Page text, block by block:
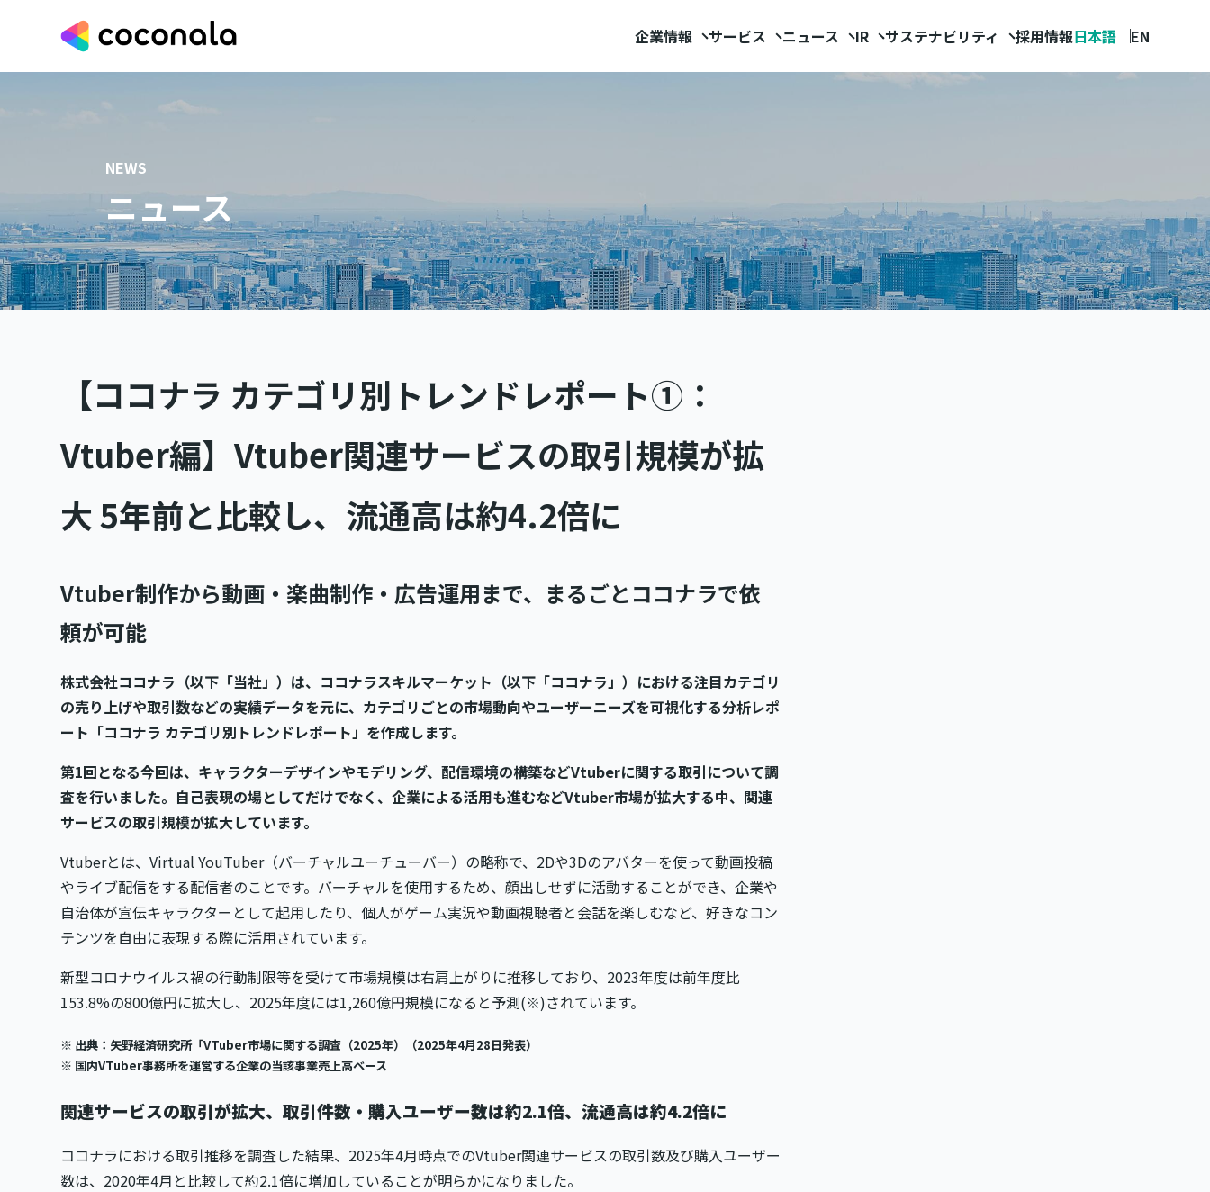
企業情報 サービス ニュース IR サステナビリティ 採用情報日本語 EN
NEWS
ニュース
【ココナラ カテゴリ別トレンドレポート①：
Vtuber編】Vtuber関連サービスの取引規模が拡
大 5年前と比較し、流通高は約4.2倍に
Vtuber制作から動画・楽曲制作・広告運用まで、まるごとココナラで依
頼が可能
株式会社ココナラ（以下「当社」）は、ココナラスキルマーケット（以下「ココナラ」）における注目カテゴリ
の売り上げや取引数などの実績データを元に、カテゴリごとの市場動向やユーザーニーズを可視化する分析レポ
ート「ココナラ カテゴリ別トレンドレポート」を作成します。
第1回となる今回は、キャラクターデザインやモデリング、配信環境の構築などVtuberに関する取引について調
査を行いました。自己表現の場としてだけでなく、企業による活用も進むなどVtuber市場が拡大する中、関連
サービスの取引規模が拡大しています。
Vtuberとは、Virtual YouTuber（バーチャルユーチューバー）の略称で、2Dや3Dのアバターを使って動画投稿
やライブ配信をする配信者のことです。バーチャルを使用するため、顔出しせずに活動することができ、企業や
自治体が宣伝キャラクターとして起用したり、個人がゲーム実況や動画視聴者と会話を楽しむなど、好きなコン
テンツを自由に表現する際に活用されています。
新型コロナウイルス禍の行動制限等を受けて市場規模は右肩上がりに推移しており、2023年度は前年度比
153.8%の800億円に拡大し、2025年度には1,260億円規模になると予測(※)されています。
※ 出典：矢野経済研究所「VTuber市場に関する調査（2025年）（2025年4月28日発表）
※ 国内VTuber事務所を運営する企業の当該事業売上高ベース
関連サービスの取引が拡大、取引件数・購入ユーザー数は約2.1倍、流通高は約4.2倍に
ココナラにおける取引推移を調査した結果、2025年4月時点でのVtuber関連サービスの取引数及び購入ユーザー
数は、2020年4月と比較して約2.1倍に増加していることが明らかになりました。